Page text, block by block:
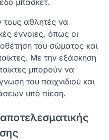
μπάσκετ.
τους αθλητές να
έννοιες, όπως οι
του σώματος και
Με την εξάσκηση
μπορούν να
του παιχνιδιού και
υπό πίεση.